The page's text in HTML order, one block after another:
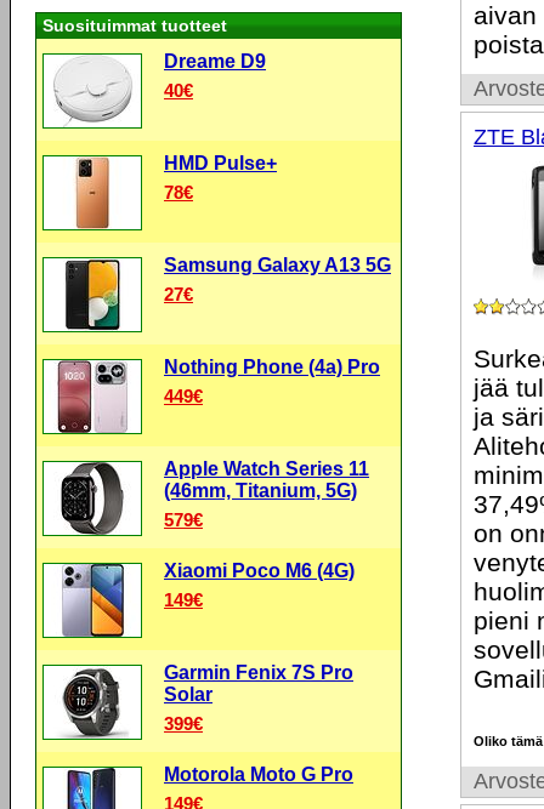
aivan
ZTE
jää
ja
on
pieni
Oliko
Suosituimmat tuotteet
Dreame D9
40€
HMD Pulse+
78€
Samsung Galaxy A13 5G
27€
Nothing Phone (4a) Pro
449€
Apple Watch Series 11
(46mm, Titanium, 5G)
579€
Xiaomi Poco M6 (4G)
149€
Garmin Fenix 7S Pro
Solar
399€
Motorola Moto G Pro
149€